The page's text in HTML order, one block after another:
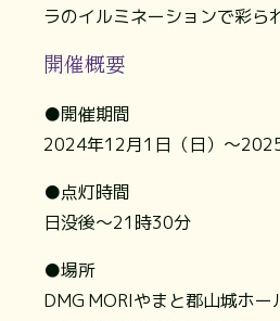
ラのイルミネーションで彩ら
開催概要
●開催期間
2024年12月1日（日）～
●点灯時間
日没後～21時30分
●場所
DMG MORIやまと郡山城ホー